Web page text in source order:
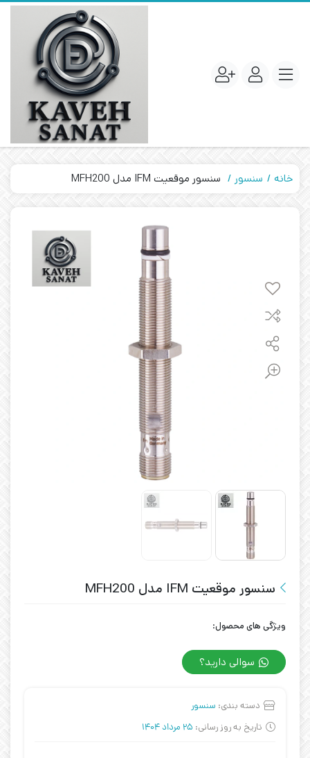
خانه سنسور سنسور موقعیت IFM مدل MFH200
سنسور موقعیت IFM مدل MFH200
ویژگی های محصول:
سوالی دارید؟
دسته بندی: سنسور
تاریخ به روز رسانی: 25 مرداد 1404